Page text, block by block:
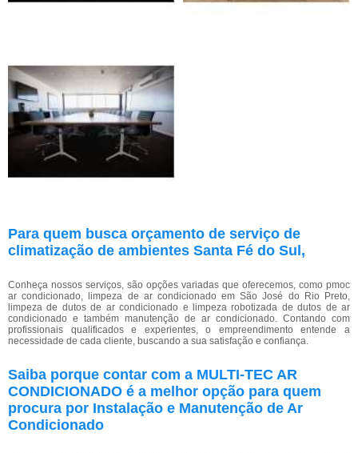
Para quem busca orçamento de serviço de
climatização de ambientes Santa Fé do Sul,
Conheça nossos serviços, são opções variadas que oferecemos, como pmoc
ar condicionado, limpeza de ar condicionado em São José do Rio Preto,
limpeza de dutos de ar condicionado e limpeza robotizada de dutos de ar
condicionado e também manutenção de ar condicionado. Contando com
profissionais qualificados e experientes, o empreendimento entende a
necessidade de cada cliente, buscando a sua satisfação e confiança.
Saiba porque contar com a MULTI-TEC AR
CONDICIONADO é a melhor opção para quem
procura por Instalação e Manutenção de Ar
Condicionado